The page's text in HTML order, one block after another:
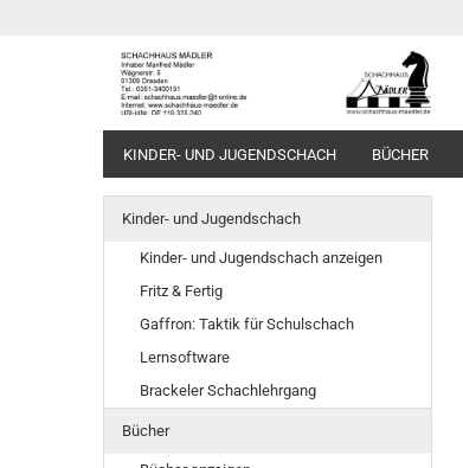
KINDER- UND JUGENDSCHACH BÜCHER
Kinder- und Jugendschach
Kinder- und Jugendschach anzeigen
Fritz & Fertig
Gaffron: Taktik für Schulschach
Lernsoftware
Brackeler Schachlehrgang
Bücher